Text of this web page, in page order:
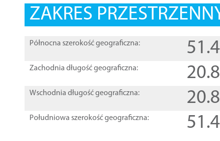
ZAKRES
Północna szerokość geograficzna:
Zachodnia długość geograficzna:
Wschodnia długość geograficzna:
Południowa szerokość geograficzna: